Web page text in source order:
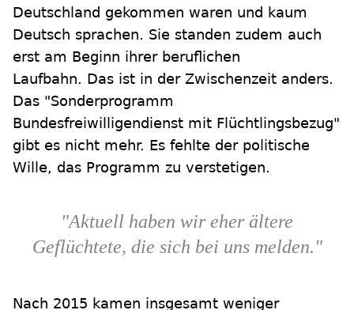
Deutschland gekommen waren und kaum
Deutsch sprachen. Sie standen zudem auch
erst am Beginn ihrer beruflichen
Laufbahn. Das ist in der Zwischenzeit anders.
Das "Sonderprogramm
Bundesfreiwilligendienst mit Flüchtlingsbezug"
gibt es nicht mehr. Es fehlte der politische
Wille, das Programm zu verstetigen.
"Aktuell haben wir eher ältere
Geflüchtete, die sich bei uns melden."
Nach 2015 kamen insgesamt weniger